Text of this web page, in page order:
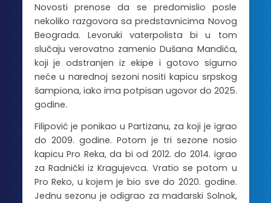
Novosti prenose da se predomislio posle
nekoliko razgovora sa predstavnicima Novog
Beograda. Levoruki vaterpolista bi u tom
slučaju verovatno zamenio Dušana Mandića,
koji je odstranjen iz ekipe i gotovo sigurno
neće u narednoj sezoni nositi kapicu srpskog
šampiona, iako ima potpisan ugovor do 2025.
godine.
Filipović je ponikao u Partizanu, za koji je igrao
do 2009. godine. Potom je tri sezone nosio
kapicu Pro Reka, da bi od 2012. do 2014. igrao
za Radnički iz Kragujevca. Vratio se potom u
Pro Reko, u kojem je bio sve do 2020. godine.
Jednu sezonu je odigrao za mađarski Solnok,